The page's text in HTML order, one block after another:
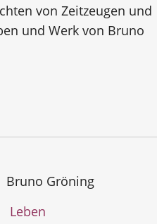
von Zeitzeugen und
und Werk von Bruno
Bruno Gröning
Leben